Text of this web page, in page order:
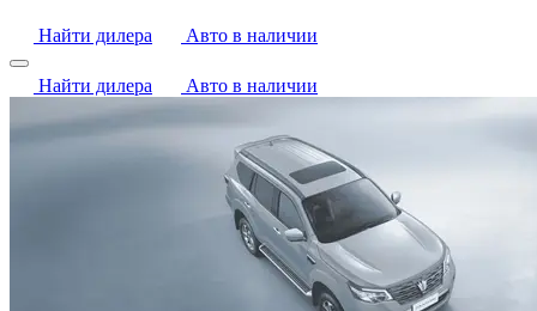
Найти дилера Авто в наличии
Найти дилера Авто в наличии